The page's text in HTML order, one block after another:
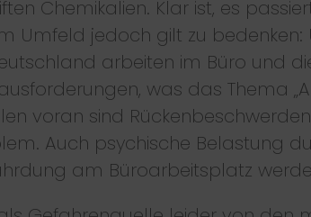
Chemikalien. Klar ist, es
Umfeld jedoch gilt zu bedenken:
arbeiten im Büro und
was das Thema
voran sind
Auch psychische Belastung
am Büroarbeitsplatz